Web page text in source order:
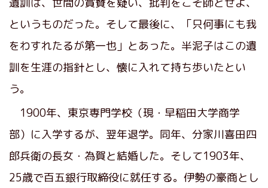
というものだった。そして最後に、「只何事にも我
をわすれたるが第一也」とあった。半泥子はこの遺
訓を生涯の指針とし、懐に入れて持ち歩いたとい
う。
1900年、東京専門学校（現・早稲田大学商学
部）に入学するが、翌年退学。同年、分家川喜田四
郎兵衛の長女・為賀と結婚した。そして1903年、
25歳で百五銀行取締役に就任する。伊勢の豪商とし